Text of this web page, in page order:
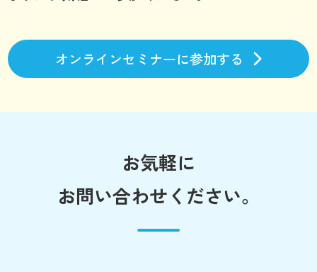
オンラインセミナーに参加する
お気軽に
お問い合わせください。